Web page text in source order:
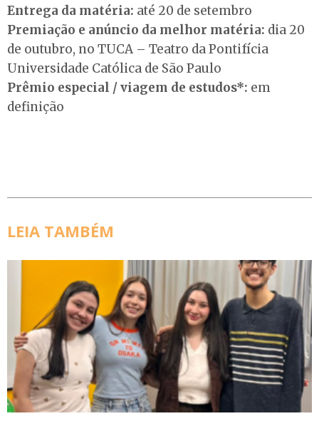
Entrega da matéria: até 20 de setembro
Premiação e anúncio da melhor matéria: dia 20
de outubro, no TUCA – Teatro da Pontifícia
Universidade Católica de São Paulo
Prêmio especial / viagem de estudos*: em
definição
LEIA TAMBÉM